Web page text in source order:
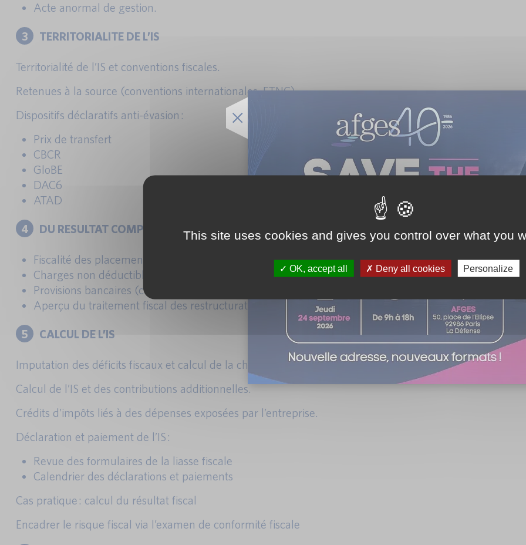
Acte anormal de gestion.
3 TERRITORIALITE DE L’IS
Territorialité de l’IS et conventions fiscales.
Retenues à la source (conventions internationales, ETNC).
Dispositifs déclaratifs anti-évasion :
Prix de transfert
CBCR
GloBE
DAC6
ATAD
4 DU RESULTAT COMPTABLE AU RESULTAT FISCAL
Fiscalité des placements et produits imposables à taux réduit (OPCVM, FCPR, OPCI, SIIC…).
Charges non déductibles.
Provisions bancaires (crédit, risque pays).
Aperçu du traitement fiscal des restructurations.
5 CALCUL DE L’IS
Imputation des déficits fiscaux et calcul de la charge d’IS (individuelle).
Calcul de l’IS et des contributions additionnelles.
Crédits d’impôts liés à des dépenses exposées par l’entreprise.
Déclaration et paiement de l’IS :
Revue des formulaires de la liasse fiscale
Calendrier des déclarations et paiements
Cas pratique : calcul du résultat fiscal
Encadrer le risque fiscal via l’examen de conformité fiscale
This site uses cookies and gives you control over what you
OK, accept all Deny all cookies Personalize